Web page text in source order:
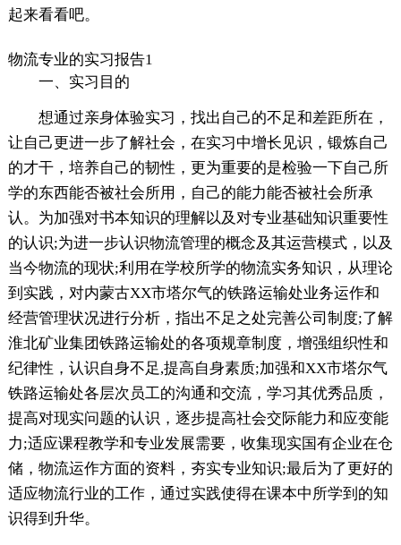
起来看看吧。
物流专业的实习报告1
一、实习目的
想通过亲身体验实习，找出自己的不足和差距所在，
让自己更进一步了解社会，在实习中增长见识，锻炼自己
的才干，培养自己的韧性，更为重要的是检验一下自己所
学的东西能否被社会所用，自己的能力能否被社会所承
认。为加强对书本知识的理解以及对专业基础知识重要性
的认识;为进一步认识物流管理的概念及其运营模式，以及
当今物流的现状;利用在学校所学的物流实务知识，从理论
到实践，对内蒙古XX市塔尔气的铁路运输处业务运作和
经营管理状况进行分析，指出不足之处完善公司制度;了解
淮北矿业集团铁路运输处的各项规章制度，增强组织性和
纪律性，认识自身不足,提高自身素质;加强和XX市塔尔气
铁路运输处各层次员工的沟通和交流，学习其优秀品质，
提高对现实问题的认识，逐步提高社会交际能力和应变能
力;适应课程教学和专业发展需要，收集现实国有企业在仓
储，物流运作方面的资料，夯实专业知识;最后为了更好的
适应物流行业的工作，通过实践使得在课本中所学到的知
识得到升华。